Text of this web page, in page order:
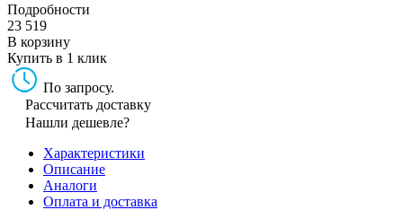
Подробности
23 519
В корзину
Купить в 1 клик
По запросу.
Рассчитать доставку
Нашли дешевле?
Характеристики
Описание
Аналоги
Оплата и доставка